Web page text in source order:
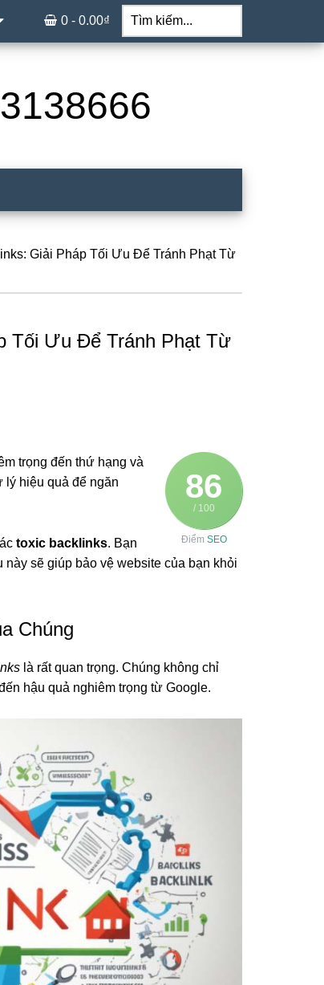
Tìm
kiếm...
0 - 0.00₫
Giải Pháp Tối Ưu Để Tránh Phạt Từ
Tối Ưu Để Tránh Phạt Từ
86
/ 100
Điểm SEO
trọng đến thứ hạng và
lý hiệu quả để ngăn
toxic backlinks. Bạn
sẽ giúp bảo vệ website của bạn khỏi
Chúng
là rất quan trọng. Chúng không chỉ
hậu quả nghiêm trọng từ Google.